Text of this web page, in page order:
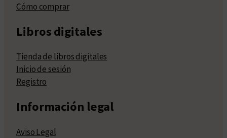
Cómo comprar
Libros digitales
Tienda de libros digitales
Inicio de sesión
Registro
Información legal
Aviso Legal